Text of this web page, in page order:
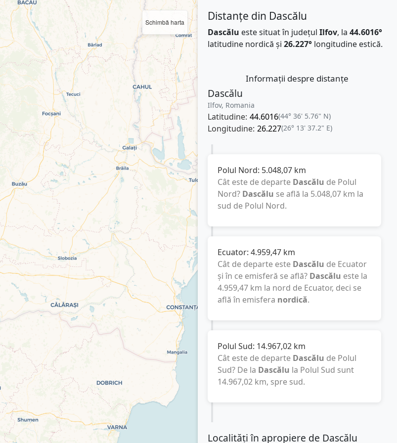
Schimbă harta Distanțe din Dascălu
Dascălu este situat în județul Ilfov, la 44.6016°
latitudine nordică și 26.227°longitudine estică.
Informații despre distanțe
Dascălu
Ilfov, Romania
Latitudine: 44.6016(44° 36' 5.76" N)
Longitudine: 26.227(26° 13' 37.2" E)
Polul Nord: 5.048,07 km
Cât este de departe Dascălu de Polul
Nord? Dascălu se află la 5.048,07 km la
sud de Polul Nord.
Ecuator: 4.959,47 km
Cât de departe este Dascălu de Ecuator
și în ce emisferă se află? Dascălu este la
4.959,47 km la nord de Ecuator, deci se
află în emisfera nordică.
Polul Sud: 14.967,02 km
Cât este de departe Dascălu de Polul
Sud? De la Dascălu la Polul Sud sunt
14.967,02 km, spre sud.
Localități în apropiere de Dascălu